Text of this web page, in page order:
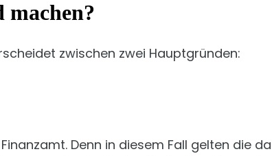
machen?
zwischen zwei Hauptgründen:
Denn in diesem Fall gelten die